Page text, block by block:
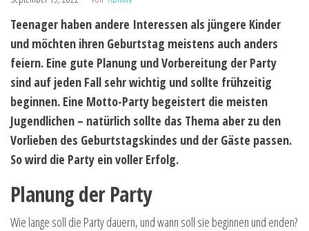
Teenager haben andere Interessen als jüngere Kinder
und möchten ihren Geburtstag meistens auch anders
feiern. Eine gute Planung und Vorbereitung der Party
sind auf jeden Fall sehr wichtig und sollte frühzeitig
beginnen. Eine Motto-Party begeistert die meisten
Jugendlichen – natürlich sollte das Thema aber zu den
Vorlieben des Geburtstagskindes und der Gäste passen.
So wird die Party ein voller Erfolg.
Planung der Party
Wie lange soll die Party dauern, und wann soll sie beginnen und enden?